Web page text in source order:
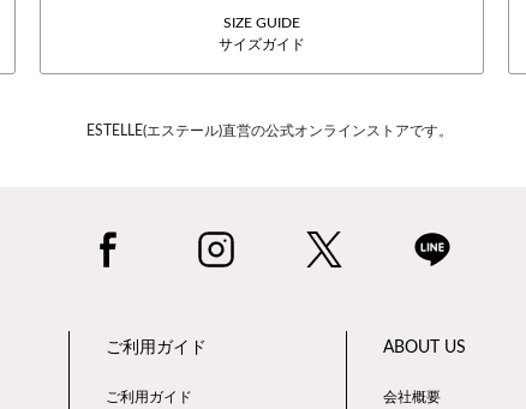
SIZE GUIDE
サイズガイド
ESTELLE(エステール)直営の公式オンラインストアです。
ご利用ガイド
ご利用ガイド
ABOUT US
会社概要